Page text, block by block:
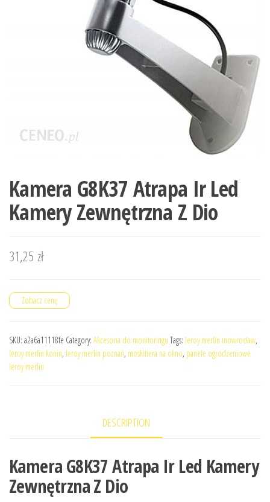
Kamera G8K37 Atrapa Ir Led
Kamery Zewnętrzna Z Dio
31,25 zł
Zobacz cenę
SKU: a2a6a11118fe Category: Akcesoria do monitoringu Tags: leroy merlin inowrocław,
leroy merlin konin, leroy merlin poznań, moskitiera na okno, panele ogrodzeniowe
leroy merlin
DESCRIPTION
Kamera G8K37 Atrapa Ir Led Kamery
Zewnętrzna Z Dio